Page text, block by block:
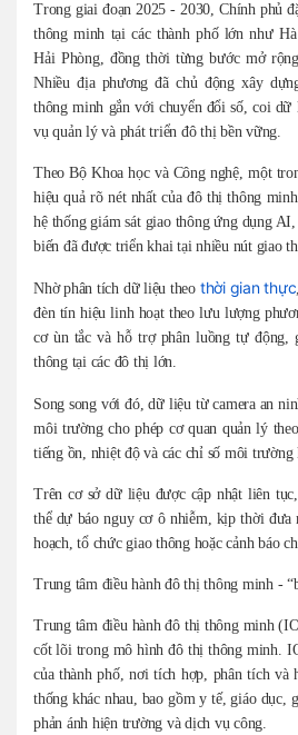
Trong giai đoạn 2025 - 2030, Chính phủ
thông minh tại các thành phố lớn như
Hải Phòng, đồng thời từng bước mở
Nhiều địa phương đã chủ động xây
thông minh gắn với chuyển đổi số, coi
vụ quản lý và phát triển đô thị bền vững.
Theo Bộ Khoa học và Công nghệ, một
hiệu quả rõ nét nhất của đô thị thông
hệ thống giám sát giao thông ứng dụng
biến đã được triển khai tại nhiều nút giao
Nhờ phân tích dữ liệu theo thời gian thực
đèn tín hiệu linh hoạt theo lưu lượng
cơ ùn tắc và hỗ trợ phân luồng tự động,
thông tại các đô thị lớn.
Song song với đó, dữ liệu từ camera an
môi trường cho phép cơ quan quản lý
tiếng ồn, nhiệt độ và các chỉ số môi trường
Trên cơ sở dữ liệu được cập nhật liên
thể dự báo nguy cơ ô nhiễm, kịp thời đưa
hoạch, tổ chức giao thông hoặc cảnh báo
Trung tâm điều hành đô thị thông minh -
Trung tâm điều hành đô thị thông minh
cốt lõi trong mô hình đô thị thông minh.
của thành phố, nơi tích hợp, phân tích
thống khác nhau, bao gồm y tế, giáo dục,
phản ánh hiện trường và dịch vụ công.